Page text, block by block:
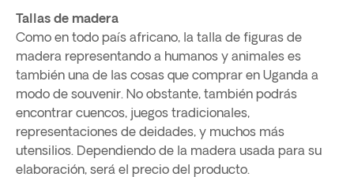
Tallas de madera
Como en todo país africano, la talla de figuras de
madera representando a humanos y animales es
también una de las cosas que comprar en Uganda a
modo de souvenir. No obstante, también podrás
encontrar cuencos, juegos tradicionales,
representaciones de deidades, y muchos más
utensilios. Dependiendo de la madera usada para su
elaboración, será el precio del producto.